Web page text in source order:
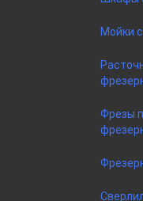
Мойки
Фрезы